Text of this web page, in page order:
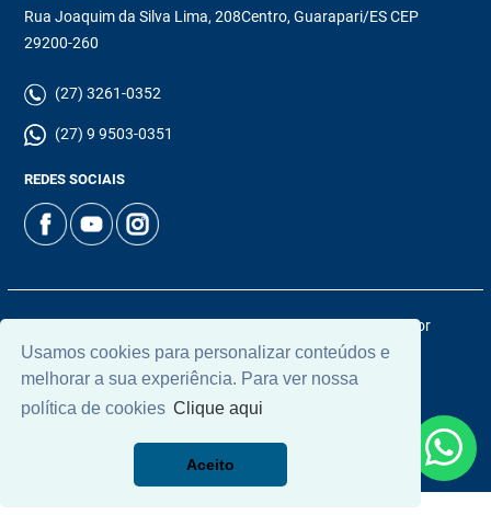
Usamos cookies para personalizar conteúdos e
melhorar a sua experiência. Para ver nossa
política de cookies Clique aqui
Aceito
Rua Joaquim da Silva Lima, 208Centro, Guarapari/ES CEP
29200-260
(27) 3261-0352
(27) 9 9503-0351
REDES SOCIAIS
© 2026 | Chamoun Imóveis | CRECI: 5965J | Desenvolvido por
Universal Software.